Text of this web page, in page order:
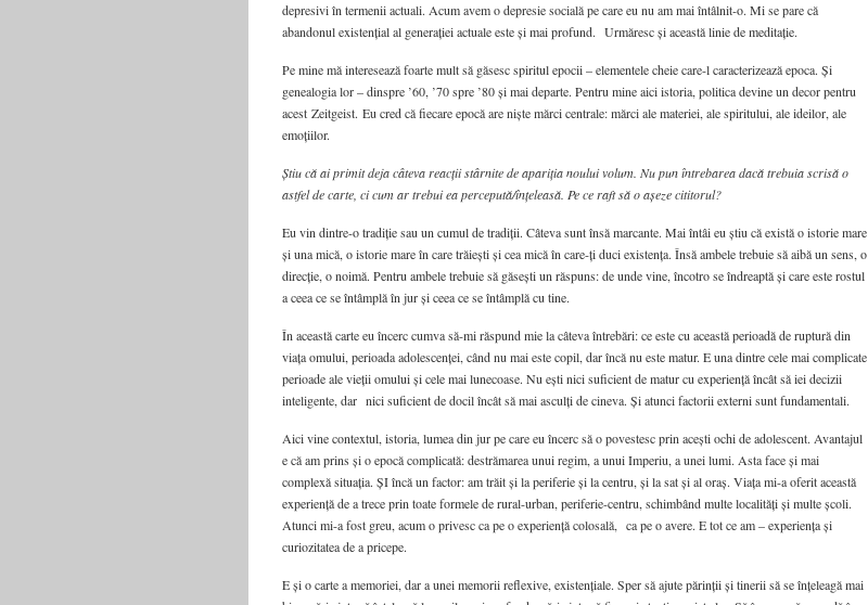
depresivi în termenii actuali. Acum avem o depresie socială pe care eu nu am mai întâlnit-o. Mi se pare că
abandonul existențial al generației actuale este și mai profund. Urmăresc și această linie de meditație.
Pe mine mă interesează foarte mult să găsesc spiritul epocii – elementele cheie care-l caracterizează epoca. Și
genealogia lor – dinspre ’60, ’70 spre ’80 și mai departe. Pentru mine aici istoria, politica devine un decor pentru
acest Zeitgeist. Eu cred că fiecare epocă are niște mărci centrale: mărci ale materiei, ale spiritului, ale ideilor, ale
emoțiilor.
Știu că ai primit deja câteva reacții stârnite de apariția noului volum. Nu pun întrebarea dacă trebuia scrisă o
astfel de carte, ci cum ar trebui ea percepută/înțeleasă. Pe ce raft să o așeze cititorul?
Eu vin dintre-o tradiție sau un cumul de tradiții. Câteva sunt însă marcante. Mai întâi eu știu că există o istorie mare
și una mică, o istorie mare în care trăiești și cea mică în care-ți duci existența. Însă ambele trebuie să aibă un sens, o
direcție, o noimă. Pentru ambele trebuie să găsești un răspuns: de unde vine, încotro se îndreaptă și care este rostul
a ceea ce se întâmplă în jur și ceea ce se întâmplă cu tine.
În această carte eu încerc cumva să-mi răspund mie la câteva întrebări: ce este cu această perioadă de ruptură din
viața omului, perioada adolescenței, când nu mai este copil, dar încă nu este matur. E una dintre cele mai complicate
perioade ale vieții omului și cele mai lunecoase. Nu ești nici suficient de matur cu experiență încât să iei decizii
inteligente, dar nici suficient de docil încât să mai asculți de cineva. Și atunci factorii externi sunt fundamentali.
Aici vine contextul, istoria, lumea din jur pe care eu încerc să o povestesc prin acești ochi de adolescent. Avantajul
e că am prins și o epocă complicată: destrămarea unui regim, a unui Imperiu, a unei lumi. Asta face și mai
complexă situația. ȘI încă un factor: am trăit și la periferie și la centru, și la sat și al oraș. Viața mi-a oferit această
experiență de a trece prin toate formele de rural-urban, periferie-centru, schimbând multe localități și multe școli.
Atunci mi-a fost greu, acum o privesc ca pe o experiență colosală, ca pe o avere. E tot ce am – experiența și
curiozitatea de a pricepe.
E și o carte a memoriei, dar a unei memorii reflexive, existențiale. Sper să ajute părinții și tinerii să se înțeleagă mai